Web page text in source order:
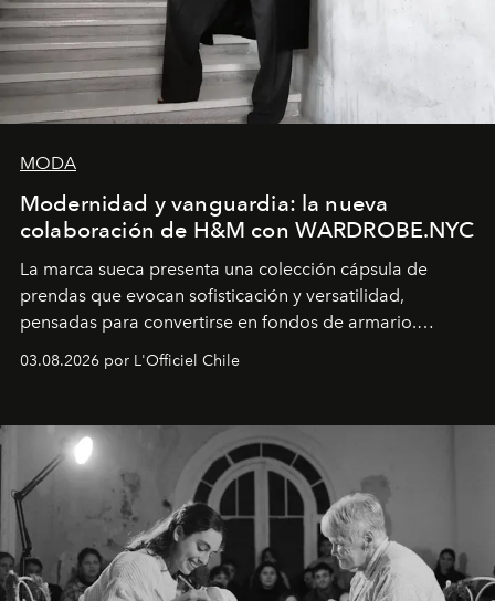
MODA
Modernidad y vanguardia: la nueva
colaboración de H&M con WARDROBE.NYC
La marca sueca presenta una colección cápsula de
prendas que evocan sofisticación y versatilidad,
pensadas para convertirse en fondos de armario.
Disponible en Chile desde el 6 de agosto.
03.08.2026 por L'Officiel Chile